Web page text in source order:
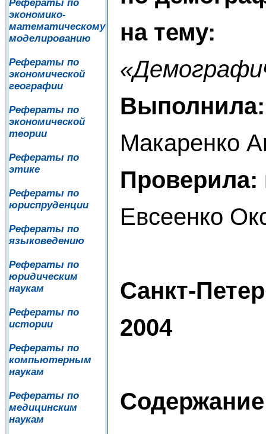
Рефераты по
экономико-
математическому
моделированию
Рефераты по
экономической
географии
Рефераты по
экономической
теории
Рефераты по
этике
Рефераты по
юриспруденции
Рефераты по
языковедению
Рефераты по
юридическим
наукам
Рефераты по
истории
Рефераты по
компьютерным
наукам
Рефераты по
медицинским
наукам
на тему:
Выполнила:
Макаренко
Проверила:
Евсеенко
Санкт-
2004
Содержание